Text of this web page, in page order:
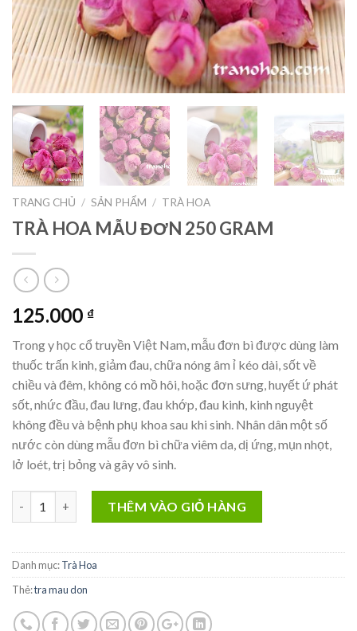
TRANG CHỦ / SẢN PHẨM / TRÀ HOA
TRÀ HOA MẪU ĐƠN 250 GRAM
125.000 ₫
Trong y học cổ truyền Việt Nam, mẫu đơn bì được dùng làm
thuốc trấn kinh, giảm đau, chữa nóng âm ỉ kéo dài, sốt về
chiều và đêm, không có mồ hôi, hoặc đơn sưng, huyết ứ phát
sốt, nhức đầu, đau lưng, đau khớp, đau kinh, kinh nguyệt
không đều và bệnh phụ khoa sau khi sinh. Nhân dân một số
nước còn dùng mẫu đơn bì chữa viêm da, dị ứng, mụn nhọt,
lở loét, trị bỏng và gây vô sinh.
TRÀ HOA MẪU ĐƠN 250 GRAM số lượng
THÊM VÀO GIỎ HÀNG
Danh mục:Trà Hoa
Thẻ:tra mau don